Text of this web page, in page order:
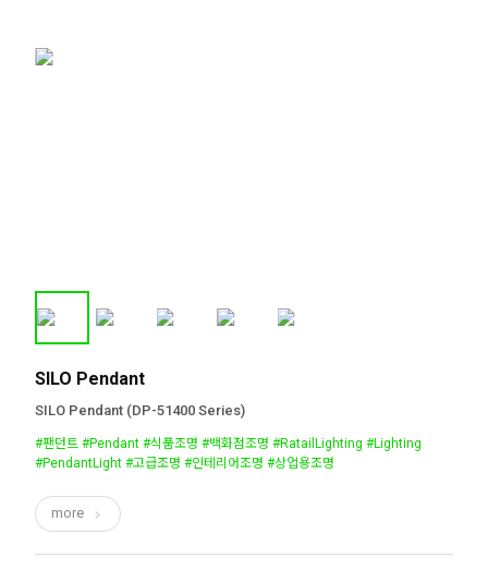
SILO Pendant
SILO Pendant (DP-51400 Series)
#팬던트 #Pendant #식품조명 #백화점조명 #RatailLighting #Lighting
#PendantLight #고급조명 #인테리어조명 #상업용조명
more